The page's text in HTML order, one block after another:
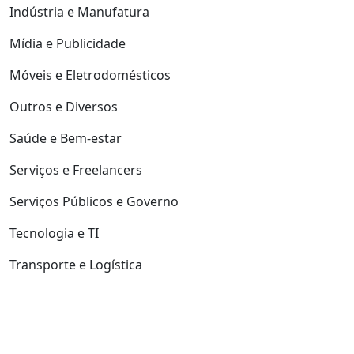
Indústria e Manufatura
Mídia e Publicidade
Móveis e Eletrodomésticos
Outros e Diversos
Saúde e Bem-estar
Serviços e Freelancers
Serviços Públicos e Governo
Tecnologia e TI
Transporte e Logística